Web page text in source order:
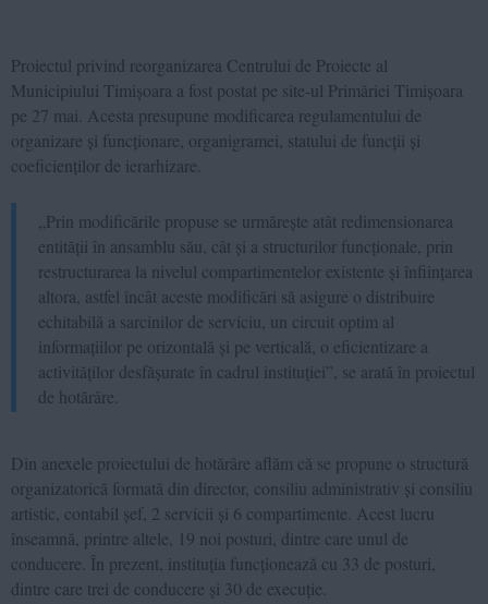
Proiectul privind reorganizarea Centrului de Proiecte al
Municipiului Timișoara a fost postat pe site-ul Primăriei Timișoara
pe 27 mai. Acesta presupune modificarea regulamentului de
organizare și funcționare, organigramei, statului de funcții și
coeficienților de ierarhizare.
„Prin modificările propuse se urmărește atât redimensionarea
entității în ansamblu său, cât și a structurilor funcționale, prin
restructurarea la nivelul compartimentelor existente și înființarea
altora, astfel încât aceste modificări să asigure o distribuire
echitabilă a sarcinilor de serviciu, un circuit optim al
informațiilor pe orizontală și pe verticală, o eficientizare a
activităților desfășurate în cadrul instituției”, se arată în proiectul
de hotărâre.
Din anexele proiectului de hotărâre aflăm că se propune o structură
organizatorică formată din director, consiliu administrativ și consiliu
artistic, contabil șef, 2 servicii și 6 compartimente. Acest lucru
înseamnă, printre altele, 19 noi posturi, dintre care unul de
conducere. În prezent, instituția funcționează cu 33 de posturi,
dintre care trei de conducere și 30 de execuție.